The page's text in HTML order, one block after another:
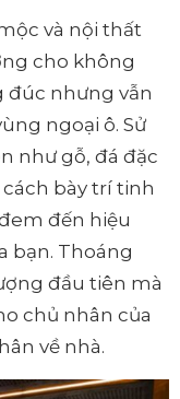
và nội thất
cho không
đúc nhưng vẫn
ngoại ô. Sử
như gỗ, đá đặc
bày trí tinh
đến hiệu
bạn. Thoáng
đầu tiên mà
chủ nhân của
về nhà.